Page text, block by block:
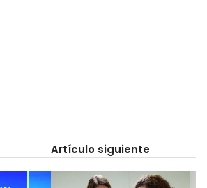
Artículo siguiente